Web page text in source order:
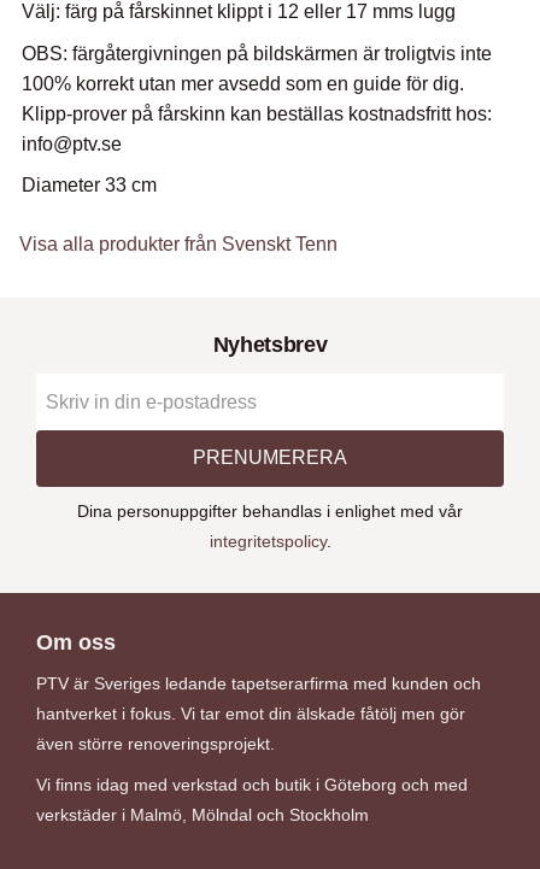
Välj: färg på fårskinnet klippt i 12 eller 17 mms lugg
OBS: färgåtergivningen på bildskärmen är troligtvis inte
100% korrekt utan mer avsedd som en guide för dig.
Klipp-prover på fårskinn kan beställas kostnadsfritt hos:
info@ptv.se
Diameter 33 cm
Visa alla produkter från Svenskt Tenn
Nyhetsbrev
PRENUMERERA
Dina personuppgifter behandlas i enlighet med vår
integritetspolicy.
Om oss
PTV är Sveriges ledande tapetserarfirma med kunden och
hantverket i fokus. Vi tar emot din älskade fåtölj men gör
även större renoveringsprojekt.
Vi finns idag med verkstad och butik i Göteborg och med
verkstäder i Malmö, Mölndal och Stockholm